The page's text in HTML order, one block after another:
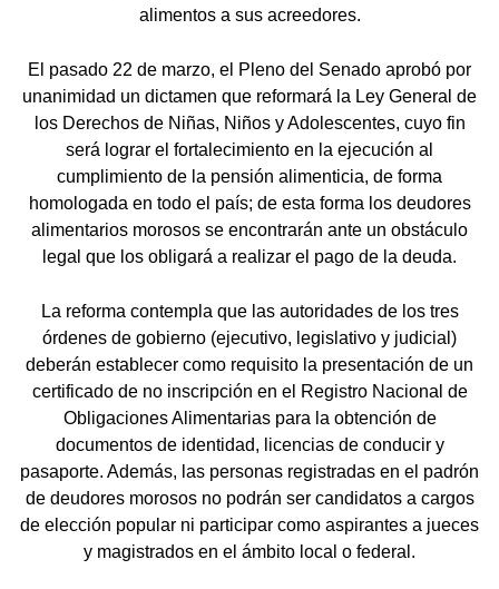
alimentos a sus acreedores.
El pasado 22 de marzo, el Pleno del Senado aprobó por
unanimidad un dictamen que reformará la Ley General de
los Derechos de Niñas, Niños y Adolescentes, cuyo fin
será lograr el fortalecimiento en la ejecución al
cumplimiento de la pensión alimenticia, de forma
homologada en todo el país; de esta forma los deudores
alimentarios morosos se encontrarán ante un obstáculo
legal que los obligará a realizar el pago de la deuda.
La reforma contempla que las autoridades de los tres
órdenes de gobierno (ejecutivo, legislativo y judicial)
deberán establecer como requisito la presentación de un
certificado de no inscripción en el Registro Nacional de
Obligaciones Alimentarias para la obtención de
documentos de identidad, licencias de conducir y
pasaporte. Además, las personas registradas en el padrón
de deudores morosos no podrán ser candidatos a cargos
de elección popular ni participar como aspirantes a jueces
y magistrados en el ámbito local o federal.